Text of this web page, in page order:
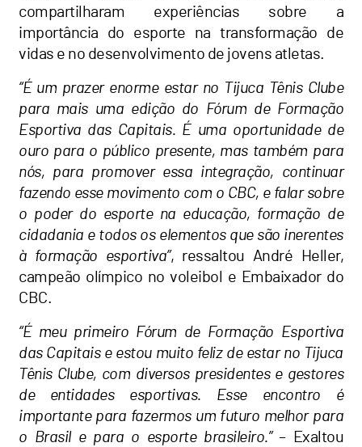
compartilharam experiências sobre a
importância do esporte na transformação de
vidas e no desenvolvimento de jovens atletas.
“É um prazer enorme estar no Tijuca Tênis Clube
para mais uma edição do Fórum de Formação
Esportiva das Capitais. É uma oportunidade de
ouro para o público presente, mas também para
nós, para promover essa integração, continuar
fazendo esse movimento com o CBC, e falar sobre
o poder do esporte na educação, formação de
cidadania e todos os elementos que são inerentes
à formação esportiva”, ressaltou André Heller,
campeão olímpico no voleibol e Embaixador do
CBC.
“É meu primeiro Fórum de Formação Esportiva
das Capitais e estou muito feliz de estar no Tijuca
Tênis Clube, com diversos presidentes e gestores
de entidades esportivas. Esse encontro é
importante para fazermos um futuro melhor para
o Brasil e para o esporte brasileiro.”– Exaltou